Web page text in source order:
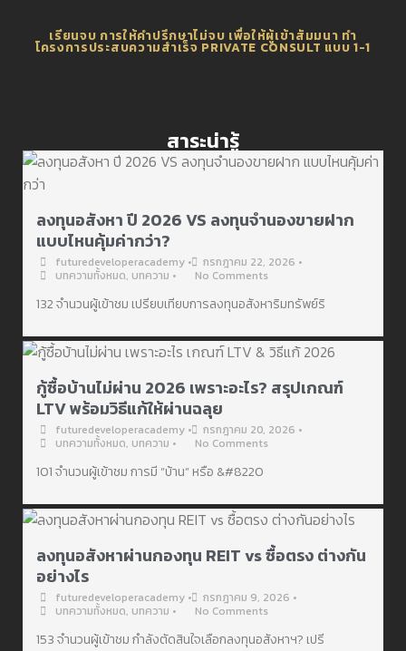
เรียนจบ การให้คำปรึกษาไม่จบ เพื่อให้ผู้เข้าสัมมนา ทำ
โครงการประสบความสำเร็จ PRIVATE CONSULT แบบ 1-1
สาระน่ารู้
ลงทุนอสังหา ปี 2026 VS ลงทุนจำนองขายฝาก
แบบไหนคุ้มค่ากว่า?
futuredeveloperacademy • กรกฎาคม 22, 2026 •
บทความทั้งหมด, บทความ • No Comments
132 จำนวนผู้เข้าชม เปรียบเทียบการลงทุนอสังหาริมทรัพย์ริ
กู้ซื้อบ้านไม่ผ่าน 2026 เพราะอะไร? สรุปเกณฑ์
LTV พร้อมวิธีแก้ให้ผ่านฉลุย
futuredeveloperacademy • กรกฎาคม 20, 2026 •
บทความทั้งหมด, บทความ • No Comments
101 จำนวนผู้เข้าชม การมี “บ้าน” หรือ &#8220
ลงทุนอสังหาผ่านกองทุน REIT vs ซื้อตรง ต่างกัน
อย่างไร
futuredeveloperacademy • กรกฎาคม 9, 2026 •
บทความทั้งหมด, บทความ • No Comments
153 จำนวนผู้เข้าชม กำลังตัดสินใจเลือกลงทุนอสังหาฯ? เปรี